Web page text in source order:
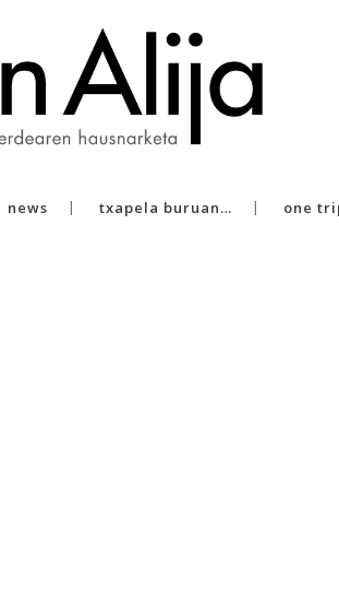
news txapela buruan… one